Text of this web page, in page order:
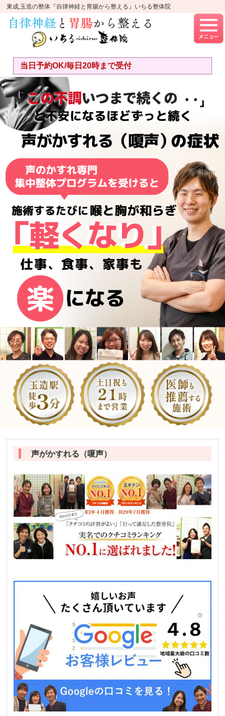
東成,玉造の整体『自律神経と胃腸から整える』いちる整体院
当日予約OK/毎日20時まで受付
声がかすれる（嗄声）